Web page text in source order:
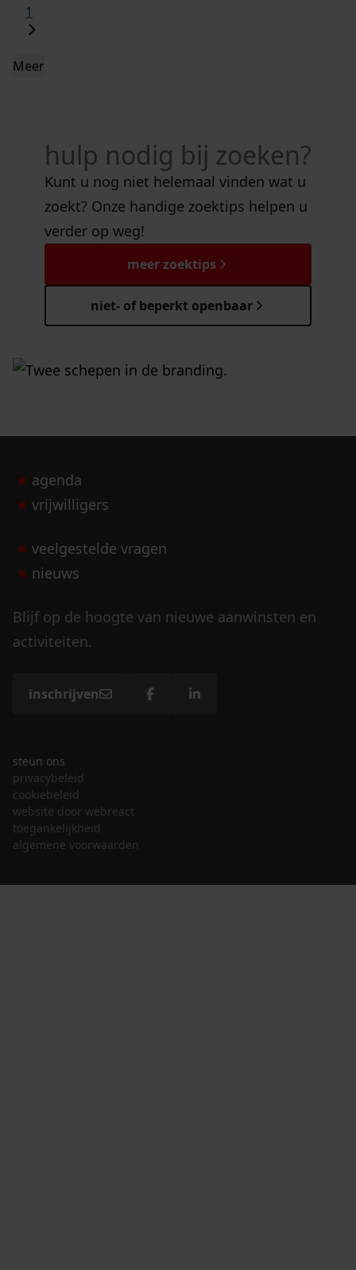
1
Meer
hulp nodig bij zoeken?
Kunt u nog niet helemaal vinden wat u
zoekt? Onze handige zoektips helpen u
verder op weg!
meer zoektips
niet- of beperkt openbaar
agenda
vrijwilligers
veelgestelde vragen
nieuws
Blijf op de hoogte van nieuwe aanwinsten en
activiteiten.
inschrijven
steun ons
privacybeleid
cookiebeleid
website door webreact
toegankelijkheid
algemene voorwaarden